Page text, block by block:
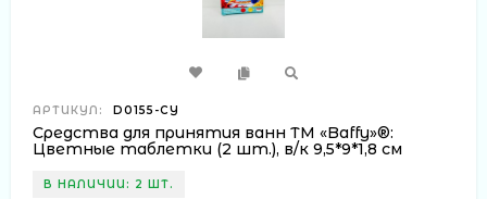
АРТИКУЛ: D0155-CY
Средства для принятия ванн ТМ «Baffy»®:
Цветные таблетки (2 шт.), в/к 9,5*9*1,8 см
В НАЛИЧИИ: 2 ШТ.